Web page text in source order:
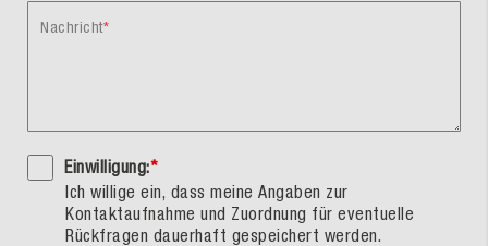
Nachricht
Einwilligung:*
Ich willige ein, dass meine Angaben zur
Kontaktaufnahme und Zuordnung für eventuelle
Rückfragen dauerhaft gespeichert werden.